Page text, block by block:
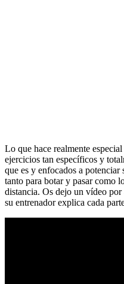
Lo que hace realmente
ejercicios tan específicos y
que es y enfocados a
tanto para botar y pasar como
distancia. Os dejo un vídeo
su entrenador explica cada